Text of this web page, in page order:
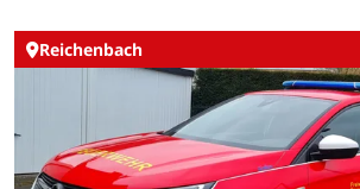
Reichenbach